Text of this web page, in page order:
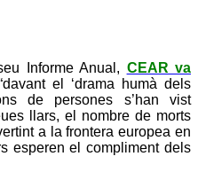
Informe Anual, CEAR va
el ‘drama humà dels
de persones s’han vist
llars, el nombre de morts
a la frontera europea en
esperen el compliment dels